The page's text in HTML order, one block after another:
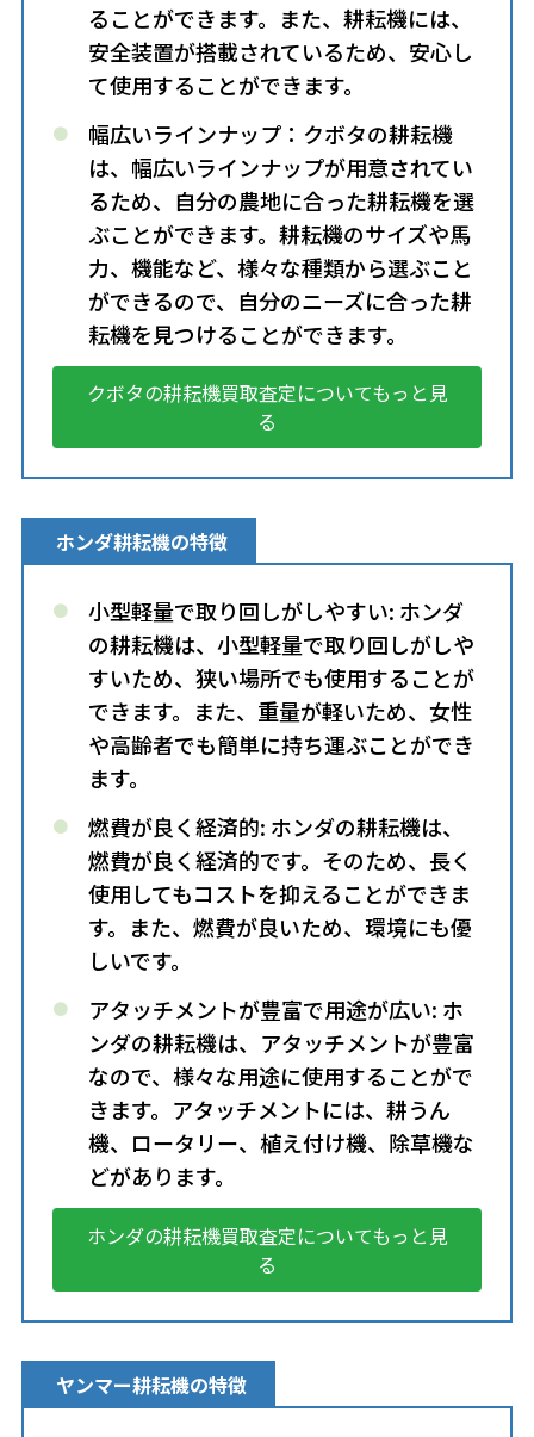
ることができます。また、耕耘機には、
安全装置が搭載されているため、安心し
て使用することができます。
幅広いラインナップ：クボタの耕耘機
は、幅広いラインナップが用意されてい
るため、自分の農地に合った耕耘機を選
ぶことができます。耕耘機のサイズや馬
力、機能など、様々な種類から選ぶこと
ができるので、自分のニーズに合った耕
耘機を見つけることができます。
クボタの耕耘機買取査定についてもっと見
る
ホンダ耕耘機の特徴
小型軽量で取り回しがしやすい: ホンダ
の耕耘機は、小型軽量で取り回しがしや
すいため、狭い場所でも使用することが
できます。また、重量が軽いため、女性
や高齢者でも簡単に持ち運ぶことができ
ます。
燃費が良く経済的: ホンダの耕耘機は、
燃費が良く経済的です。そのため、長く
使用してもコストを抑えることができま
す。また、燃費が良いため、環境にも優
しいです。
アタッチメントが豊富で用途が広い: ホ
ンダの耕耘機は、アタッチメントが豊富
なので、様々な用途に使用することがで
きます。アタッチメントには、耕うん
機、ロータリー、植え付け機、除草機な
どがあります。
ホンダの耕耘機買取査定についてもっと見
る
ヤンマー耕耘機の特徴